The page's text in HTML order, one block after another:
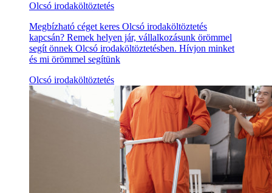
Olcsó irodaköltöztetés
Megbízható céget keres Olcsó irodaköltöztetés
kapcsán? Remek helyen jár, vállalkozásunk örömmel
segít önnek Olcsó irodaköltöztetésben. Hívjon minket
és mi örömmel segítünk
Olcsó irodaköltöztetés